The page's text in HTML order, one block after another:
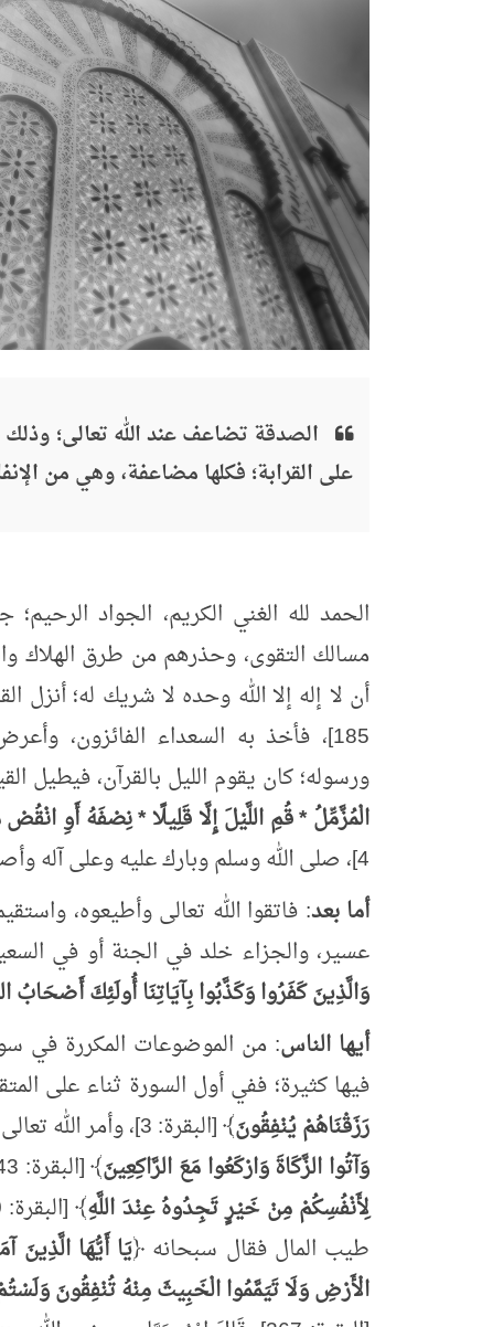
الصدقة تضاعف عند الله تعالى؛
على القرابة؛ فكلها مضاعفة، وهي من
الحمد لله الغني الكريم، الجواد
مسالك التقوى، وحذرهم من طرق الهلاك
أن لا إله إلا الله وحده لا شريك له؛ أنزل
185]، فأخذ به السعداء الفائزون،
ورسوله؛ كان يقوم الليل بالقرآن، فيطيل
الْمُزَّمِّلُ * قُمِ اللَّيْلَ إِلَّا قَلِيلًا * نِصْفَهُ أَوِ
4]، صلى الله وسلم وبارك عليه وعلى آله وأصحابه وأتباعه بإحسان إلى يوم الدين.
أما بعد: فاتقوا الله تعالى وأطيعوه،
عسير، والجزاء خلد في الجنة أو في
وَالَّذِينَ كَفَرُوا وَكَذَّبُوا بِآيَاتِنَا أُولَئِكَ أَصْحَابُ
أيها الناس: من الموضوعات المكررة في
فيها كثيرة؛ ففي أول السورة ثناء على
رَزَقْنَاهُمْ يُنْفِقُونَ﴾ [البقرة: 3]، وأمر الله تعالى بالزكاة في مواضع عدة؛ فقال سبحانه ﴿
وَآتُوا الزَّكَاةَ وَارْكَعُوا مَعَ الرَّاكِعِينَ﴾ [البقرة: 43]، وقال تعالى ﴿
لِأَنْفُسِكُمْ مِنْ خَيْرٍ تَجِدُوهُ عِنْدَ اللَّهِ
طيب المال فقال سبحانه ﴿يَا أَيُّهَا
الْأَرْضِ وَلَا تَيَمَّمُوا الْخَبِيثَ مِنْهُ تُنْفِقُونَ